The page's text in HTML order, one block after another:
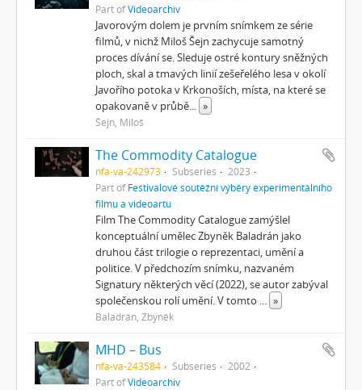
Part ofVideoarchiv
Javorovým dolem je prvním snímkem ze série
filmů, v nichž Miloš Šejn zachycuje samotný
proces dívání se. Sleduje ostré kontury sněžných
ploch, skal a tmavých linií zešeřelého lesa v okolí
Javořího potoka v Krkonoších, místa, na které se
opakovaně v průbě... »
Šejn, Miloš
The Commodity Catalogue
nfa-va-242973 Subseries
2023
Part ofFestivalové soutěžní výběry experimentálního
filmu a videoartu
Film The Commodity Catalogue zamýšlel
konceptuální umělec Zbyněk Baladrán jako
druhou část trilogie o reprezentaci, umění a
politice. V předchozím snímku, nazvaném
Signatury některých věcí (2022), se autor zabýval
společenskou rolí umění. V tomto ... »
Baladrán, Zbyněk
MHD – Bus
nfa-va-243584 Subseries
2002
Part ofVideoarchiv